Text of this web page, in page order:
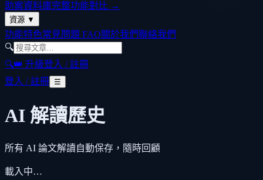
助案資料庫完整功能對比 →
資源 ▼
功能特色常見問題 FAQ關於我們聯絡我們
🔍
🔍👑 升級登入 / 註冊
登入 / 註冊 ☰
AI 解讀歷史
所有 AI 論文解讀自動保存，隨時回顧
載入中…